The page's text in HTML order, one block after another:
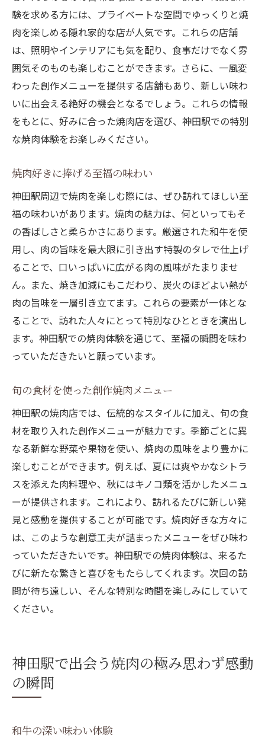
験を求める方には、プライベートな空間でゆっくりと焼
肉を楽しめる隠れ家的な店が人気です。これらの店舗
は、照明やインテリアにも気を配り、食事だけでなく雰
囲気そのものも楽しむことができます。さらに、一風変
わった創作メニューを提供する店舗もあり、新しい味わ
いに出会える絶好の機会となるでしょう。これらの情報
をもとに、好みに合った焼肉店を選び、神田駅での特別
な焼肉体験をお楽しみください。
焼肉好きに捧げる至福の味わい
神田駅周辺で焼肉を楽しむ際には、ぜひ訪れてほしい至
福の味わいがあります。焼肉の魅力は、何といってもそ
の香ばしさと柔らかさにあります。厳選された和牛を使
用し、肉の旨味を最大限に引き出す特製のタレで仕上げ
ることで、口いっぱいに広がる肉の風味がたまりませ
ん。また、焼き加減にもこだわり、炭火のほどよい熱が
肉の旨味を一層引き立てます。これらの要素が一体とな
ることで、訪れた人々にとって特別なひとときを演出し
ます。神田駅での焼肉体験を通じて、至福の瞬間を味わ
っていただきたいと願っています。
旬の食材を使った創作焼肉メニュー
神田駅の焼肉店では、伝統的なスタイルに加え、旬の食
材を取り入れた創作メニューが魅力です。季節ごとに異
なる新鮮な野菜や果物を使い、焼肉の風味をより豊かに
楽しむことができます。例えば、夏には爽やかなシトラ
スを添えた肉料理や、秋にはキノコ類を活かしたメニュ
ーが提供されます。これにより、訪れるたびに新しい発
見と感動を提供することが可能です。焼肉好きな方々に
は、このような創意工夫が詰まったメニューをぜひ味わ
っていただきたいです。神田駅での焼肉体験は、来るた
びに新たな驚きと喜びをもたらしてくれます。次回の訪
問が待ち遠しい、そんな特別な時間を楽しみにしていて
ください。
神田駅で出会う焼肉の極み思わず感動
の瞬間
和牛の深い味わい体験